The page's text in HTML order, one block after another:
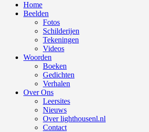
Home
Beelden
Fotos
Schilderijen
Tekeningen
Videos
Woorden
Boeken
Gedichten
Verhalen
Over Ons
Leersites
Nieuws
Over lighthousenl.nl
Contact